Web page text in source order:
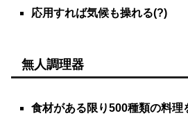
応用すれば気候も操れる(?)
無人調理器
食材がある限り500種類の料理